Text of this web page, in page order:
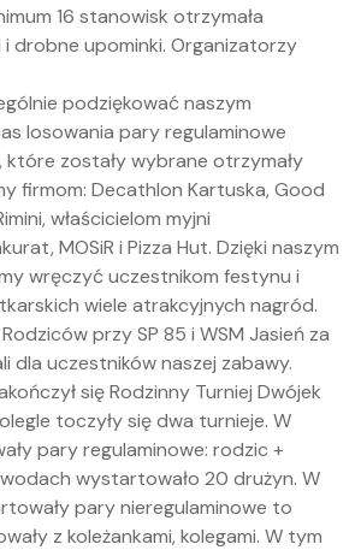
16 stanowisk otrzymała
drobne upominki. Organizatorzy
podziękować naszym
losowania pary regulaminowe
które zostały wybrane otrzymały
firmom: Decathlon Kartuska, Good
właścicielom myjni
MOSiR i Pizza Hut. Dzięki naszym
wręczyć uczestnikom festynu i
wiele atrakcyjnych nagród.
przy SP 85 i WSM Jasień za
dla uczestników naszej zabawy.
się Rodzinny Turniej Dwójek
toczyły się dwa turnieje. W
pary regulaminowe: rodzic +
wystartowało 20 drużyn. W
pary nieregulaminowe to
z koleżankami, kolegami. W tym